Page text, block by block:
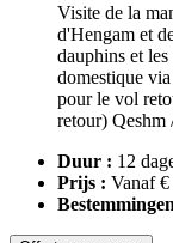
Visite de la
d'Hengam et
dauphins et
domestique
pour le vol
retour) Qeshm
Duur : 12
Prijs : Vanaf €